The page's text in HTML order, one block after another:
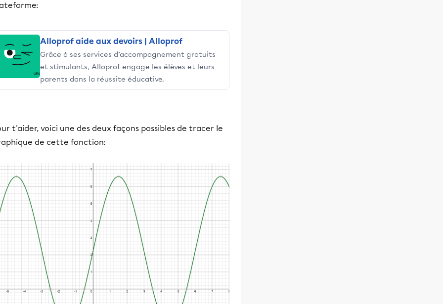
Alloprof aide aux devoirs | Alloprof
Grâce à ses services d’accompagnement gratuits
et stimulants, Alloprof engage les élèves et leurs
parents dans la réussite éducative.
t'aider, voici une des deux façons possibles de tracer le
de cette fonction: